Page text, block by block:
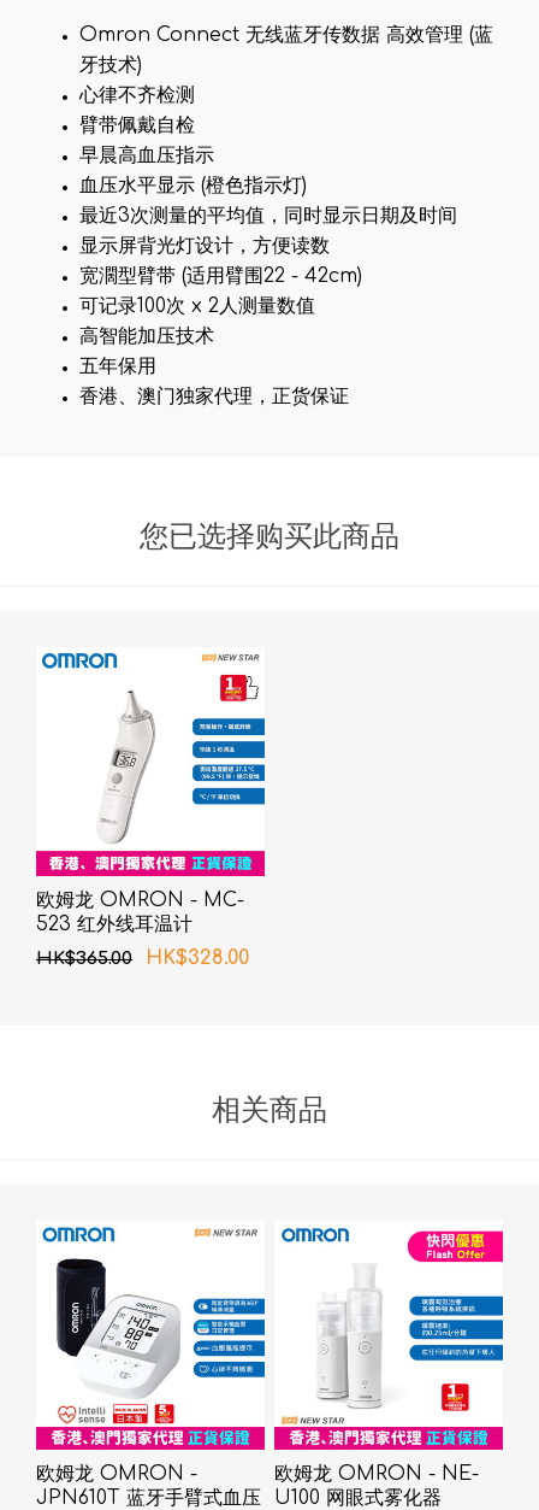
Omron Connect 无线蓝牙传数据 高效管理 (蓝
牙技术)
心律不齐检测
臂带佩戴自检
早晨高血压指示
血压水平显示 (橙色指示灯)
最近3次测量的平均值，同时显示日期及时间
显示屏背光灯设计，方便读数
宽濶型臂带 (适用臂围22 - 42cm)
可记录100次 x 2人测量数值​
高智能加压技术
五年保用
香港、澳门独家代理，正货保证
您已选择购买此商品
欧姆龙 OMRON - MC-
523 红外线耳温计
HK$365.00 HK$328.00
相关商品
欧姆龙 OMRON -
JPN610T 蓝牙手臂式血压
欧姆龙 OMRON - NE-
U100 网眼式雾化器